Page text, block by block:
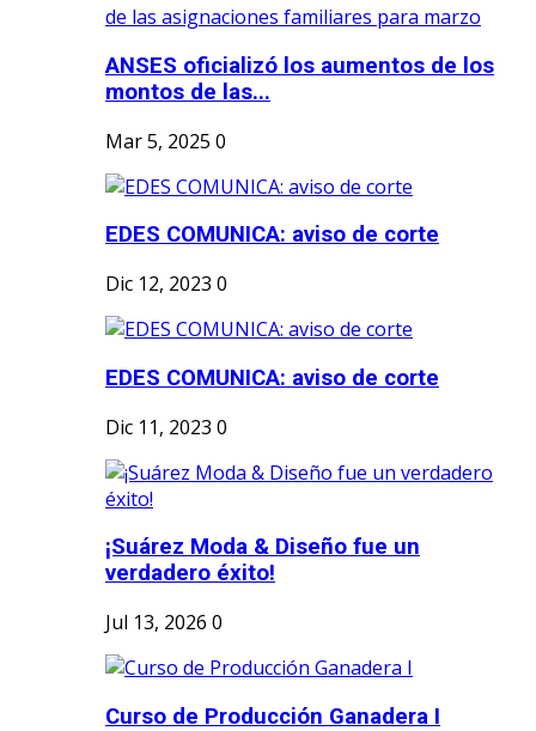
ANSES oficializó los aumentos de los
montos de las...
Mar 5, 2025 0
EDES COMUNICA: aviso de corte
Dic 12, 2023 0
EDES COMUNICA: aviso de corte
Dic 11, 2023 0
¡Suárez Moda & Diseño fue un
verdadero éxito!
Jul 13, 2026 0
Curso de Producción Ganadera I